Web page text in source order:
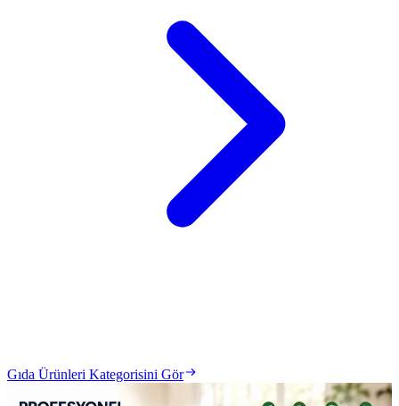
Gıda Ürünleri Kategorisini Gör